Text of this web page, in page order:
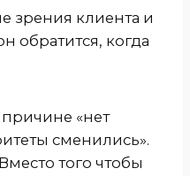
зрения клиента и
обратится, когда
«нет
сменились».
того чтобы